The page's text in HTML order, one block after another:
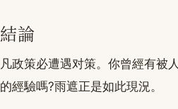
結論
凡政策必遭遇对策。你曾經有被人
的經驗嗎?雨遮正是如此現況。